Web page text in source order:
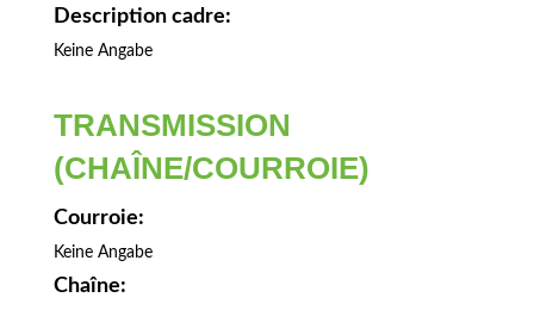
Description cadre:
Keine Angabe
TRANSMISSION
(CHAÎNE/COURROIE)
Courroie:
Keine Angabe
Chaîne: